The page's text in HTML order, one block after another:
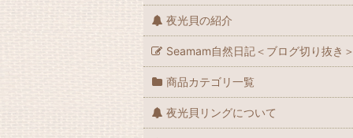
夜光貝の紹介
Seamam自然日記＜ブログ切り抜き
商品カテゴリ一覧
夜光貝リングについて